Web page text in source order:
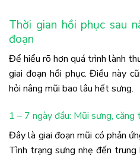
Thời gian hồi phục sau
đoạn
Để hiểu rõ hơn quá trình lành
giai đoạn hồi phục. Điều này
hỏi nâng mũi bao lâu hết sưng.
1 – 7 ngày đầu: Mũi sưng,
Đây là giai đoạn mũi có phản
Tình trạng sưng nhẹ đến trung